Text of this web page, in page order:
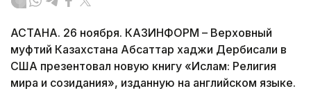
АСТАНА. 26 ноября. КАЗИНФОРМ – Верховный
муфтий Казахстана Абсаттар хаджи Дербисали в
США презентовал новую книгу «Ислам: Религия
мира и созидания», изданную на английском языке.